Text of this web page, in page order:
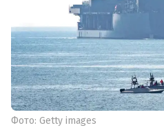
Фото: Getty images